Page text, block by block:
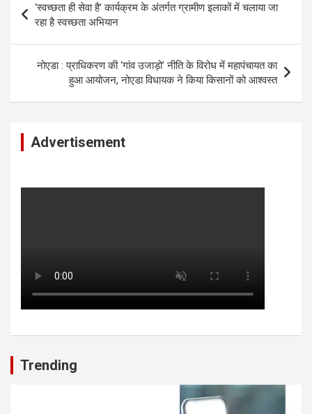
navigation
‘स्वच्छता ही सेवा है’ कार्यक्रम के अंतर्गत ग्रामीण इलाकों में चलाया जा
रहा है स्वच्छता अभियान
नोएडा : प्राधिकरण की ‘गांव उजाड़ो’ नीति के विरोध में महापंचायत का
हुआ आयोजन, नोएडा विधायक ने किया किसानों को आश्वस्त
Advertisement
Trending